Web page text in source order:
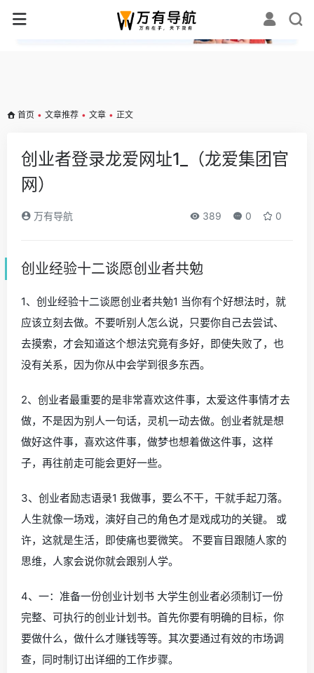
✕
首页 • 文章推荐 • 文章 • 正文
创业者登录龙爱网址1_（龙爱集团官
网）
万有导航 389 0 0
创业经验十二谈愿创业者共勉
1、创业经验十二谈愿创业者共勉1 当你有个好想法时，就
应该立刻去做。不要听别人怎么说，只要你自己去尝试、
去摸索，才会知道这个想法究竟有多好，即使失败了，也
没有关系，因为你从中会学到很多东西。
2、创业者最重要的是非常喜欢这件事，太爱这件事情才去
做，不是因为别人一句话，灵机一动去做。创业者就是想
做好这件事，喜欢这件事，做梦也想着做这件事，这样
子，再往前走可能会更好一些。
3、创业者励志语录1 我做事，要么不干，干就手起刀落。
人生就像一场戏，演好自己的角色才是戏成功的关键。 或
许，这就是生活，即使痛也要微笑。 不要盲目跟随人家的
思维，人家会说你就会跟别人学。
4、一：准备一份创业计划书 大学生创业者必须制订一份
完整、可执行的创业计划书。首先你要有明确的目标，你
要做什么，做什么才赚钱等等。其次要通过有效的市场调
查，同时制订出详细的工作步骤。